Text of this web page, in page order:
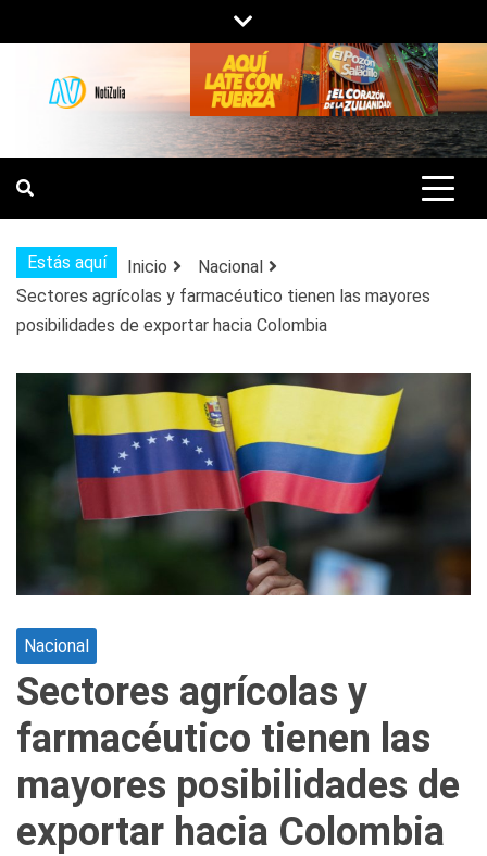
al
contenido
NOTIZULIA
NOTICIAS DEL ZULIA, VENEZUELA Y
DE INTERÉS GENERAL.
Estás aquí Inicio
Nacional
Sectores agrícolas y farmacéutico tienen las mayores
posibilidades de exportar hacia Colombia
Nacional
Sectores agrícolas y
farmacéutico tienen las
mayores posibilidades de
exportar hacia Colombia